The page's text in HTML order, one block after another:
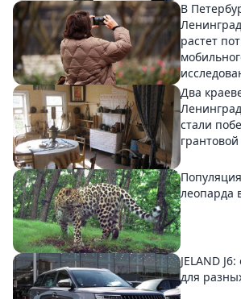
В
растет
Два
стали
леопарда
JELAND
для